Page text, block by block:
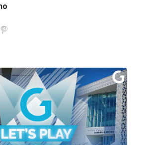
завръща в Бургас на